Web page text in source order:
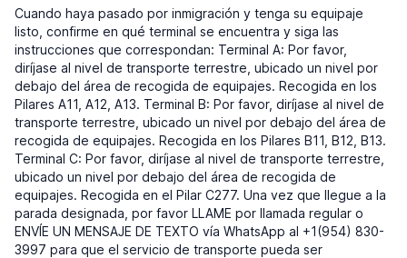
Cuando haya pasado por inmigración y tenga su equipaje
listo, confirme en qué terminal se encuentra y siga las
instrucciones que correspondan: Terminal A: Por favor,
diríjase al nivel de transporte terrestre, ubicado un nivel por
debajo del área de recogida de equipajes. Recogida en los
Pilares A11, A12, A13. Terminal B: Por favor, diríjase al nivel de
transporte terrestre, ubicado un nivel por debajo del área de
recogida de equipajes. Recogida en los Pilares B11, B12, B13.
Terminal C: Por favor, diríjase al nivel de transporte terrestre,
ubicado un nivel por debajo del área de recogida de
equipajes. Recogida en el Pilar C277. Una vez que llegue a la
parada designada, por favor LLAME por llamada regular o
ENVÍE UN MENSAJE DE TEXTO vía WhatsApp al +1(954) 830-
3997 para que el servicio de transporte pueda ser